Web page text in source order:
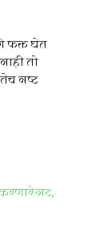
फक्त घेत
तो
नष्ट
गट,